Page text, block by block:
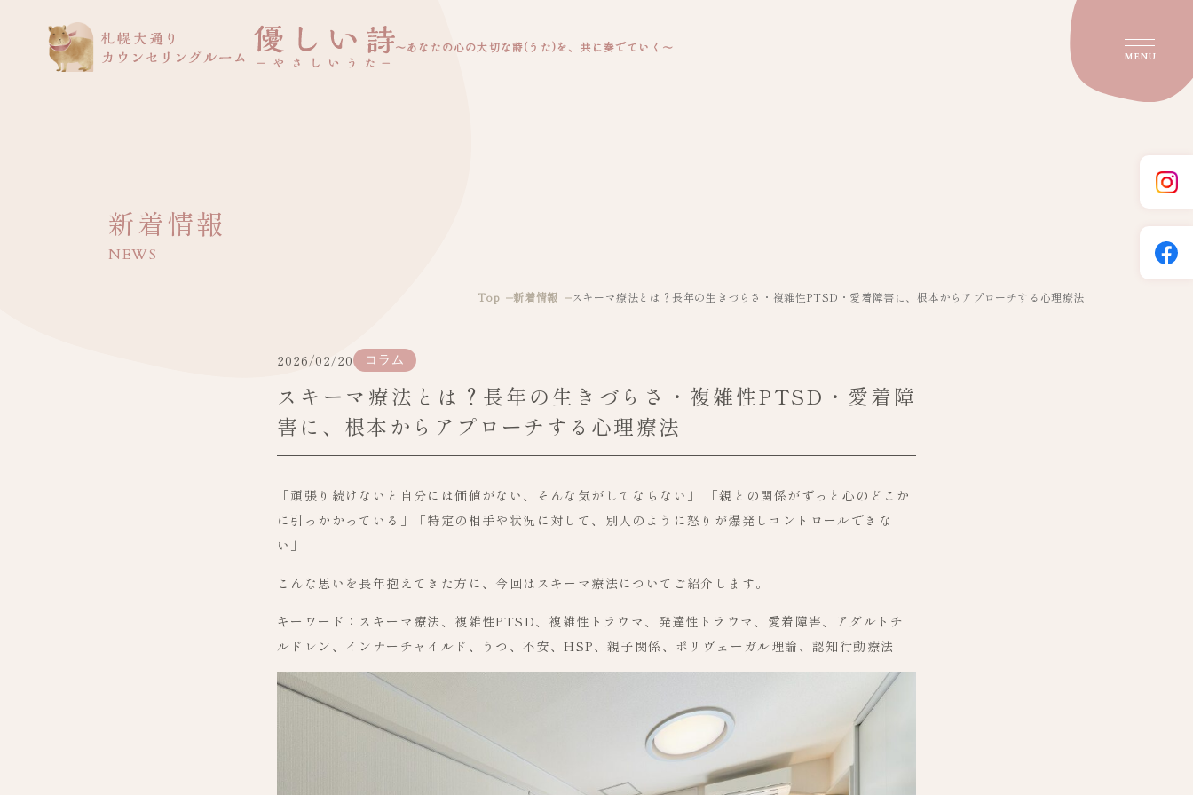
MENU
～あなたの心の大切な詩(うた)を、共に奏でていく～
新着情報
NEWS
Top 新着情報 スキーマ療法とは？長年の生きづらさ・複雑性PTSD・愛着障害に、根本からアプローチする心理療法
2026/02/20 コラム
スキーマ療法とは？長年の生きづらさ・複雑性PTSD・愛着障
害に、根本からアプローチする心理療法
「頑張り続けないと自分には価値がない、そんな気がしてならない」 「親との関係がずっと心のどこか
に引っかかっている」「特定の相手や状況に対して、別人のように怒りが爆発しコントロールできな
い」
こんな思いを長年抱えてきた方に、今回はスキーマ療法についてご紹介します。
キーワード：スキーマ療法、複雑性PTSD、複雑性トラウマ、発達性トラウマ、愛着障害、アダルトチ
ルドレン、インナーチャイルド、うつ、不安、HSP、親子関係、ポリヴェーガル理論、認知行動療法